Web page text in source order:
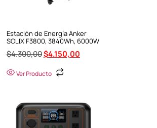
Estación de Energía Anker
SOLIX F3800, 3840Wh, 6000W
$4.300,00$4.150,00
Ver Producto